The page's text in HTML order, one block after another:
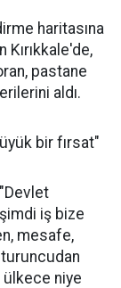
haritasına
pastane
aldı.
bir fırsat"
iş bize
mesafe,
ülkece niye